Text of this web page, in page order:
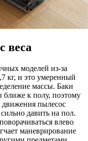
веса
моделей из-за
кг, и это умеренный
массы. Баки
ближе к полу, поэтому
пылесос
давить на пол.
влево
маневрирование